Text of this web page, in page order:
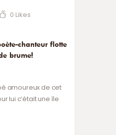
0 Likes
chanteur flotte
brume!
amoureux de cet
lui c’était une île
de ses plus